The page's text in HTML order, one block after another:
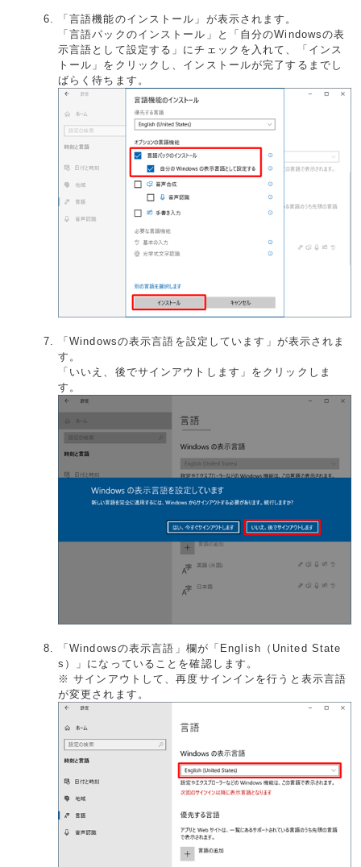
「言語機能のインストール」が表示されます。
「言語パックのインストール」と「自分のWindowsの表
示言語として設定する」にチェックを入れて、「インス
トール」をクリックし、インストールが完了するまでし
ばらく待ちます。
「Windowsの表示言語を設定しています」が表示されま
す。
「いいえ、後でサインアウトします」をクリックしま
す。
「Windowsの表示言語」欄が「English（United State
s）」になっていることを確認します。
※ サインアウトして、再度サインインを行うと表示言語
が変更されます。